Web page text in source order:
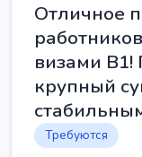
Отличное
визами
крупный
Требуются